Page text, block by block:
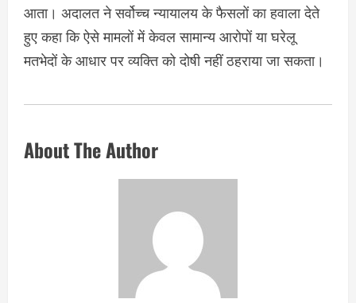
आता। अदालत ने सर्वोच्च न्यायालय के फैसलों का हवाला देते
हुए कहा कि ऐसे मामलों में केवल सामान्य आरोपों या घरेलू
मतभेदों के आधार पर व्यक्ति को दोषी नहीं ठहराया जा सकता।
About The Author